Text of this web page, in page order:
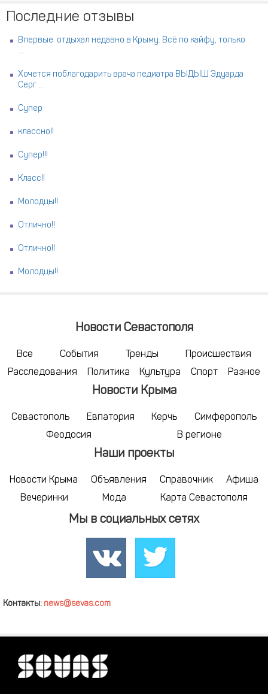
Последние отзывы
Впервые отдыхал недавно в Крыму. Всё по кайфу, только
...
Хочется поблагодарить врача педиатра ВЫДЫШ Эдуарда
Серг ...
Супер
классно!!
Супер!!!
Класс!!
Молодцы!!
Отлично!!
Отлично!!
Молодцы!!
Новости Севастополя
Все События Тренды
Происшествия
Расследования
Политика Культура Спорт Разное
Новости Крыма
Севастополь Евпатория Керчь
Симферополь
Феодосия
В регионе
Наши проекты
Новости Крыма Объявления Справочник
Афиша
Вечеринки
Мода Карта Севастополя
Мы в социальных сетях
Контакты: news@sevas.com